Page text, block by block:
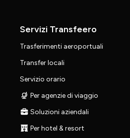
Servizi Transfeero
Trasferimenti aeroportuali
Transfer locali
Servizio orario
Per agenzie di viaggio
Soluzioni aziendali
Per hotel & resort